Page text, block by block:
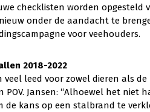
checklisten worden opgesteld
onder de aandacht te
voor veehouders.
2018-2022
leed voor zowel dieren als
POV. Jansen: “Alhoewel het
de kans op een stalbrand te